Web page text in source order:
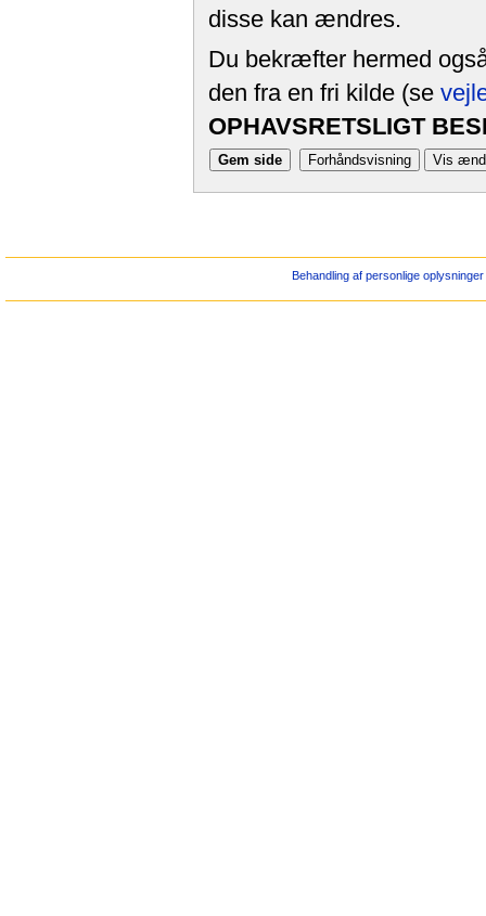
disse kan ændres.
Du bekræfter hermed
den fra en fri kilde (se
OPHAVSRETSLIGT
Behandling af personlige oplysninger